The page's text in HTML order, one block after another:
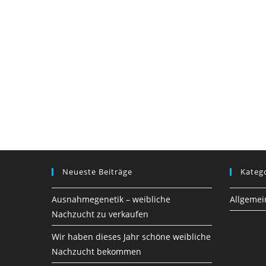
Neueste Beiträge
Ausnahmegenetik – weibliche
Nachzucht zu verkaufen
Wir haben dieses Jahr schöne weibliche
Nachzucht bekommen